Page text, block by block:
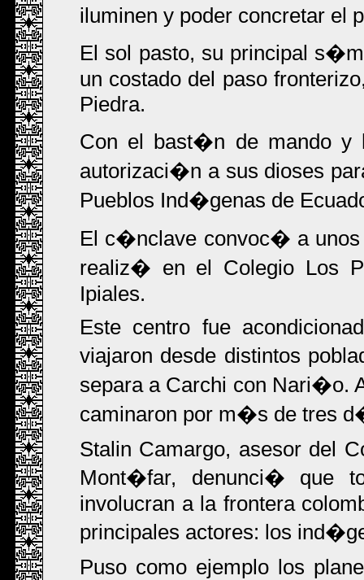
iluminen y poder concretar el
El sol pasto, su principal
un costado del paso
Piedra.
Con el bast�n de mando y
autorizaci�n a sus dioses
Pueblos Ind�genas de
El c�nclave convoc� a
realiz� en el Colegio Los
Ipiales.
Este centro fue
viajaron desde distintos
separa a Carchi con Nari�o.
caminaron por m�s de tres
Stalin Camargo, asesor del
Mont�far, denunci� que
involucran a la frontera
principales actores: los
Puso como ejemplo los